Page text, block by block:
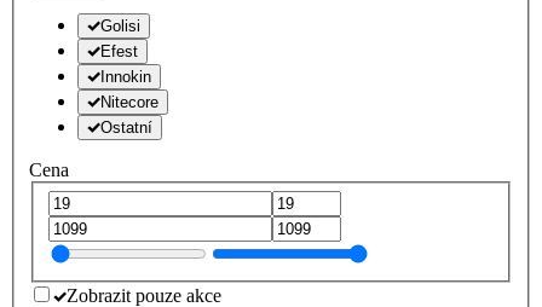
Golisi
Efest
Innokin
Nitecore
Ostatní
Cena
Zobrazit pouze akce